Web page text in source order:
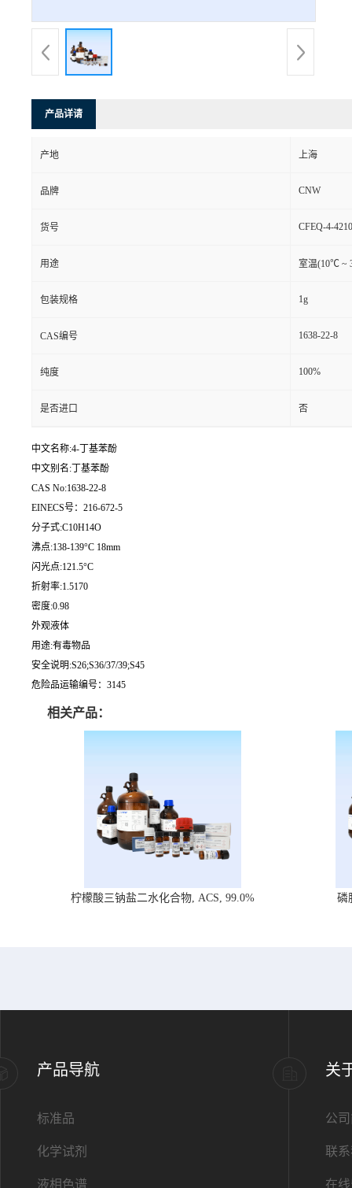
产品详请
产地 上海
品牌 CNW
货号 CFEQ-4-
用途 室温(10℃ ~
包装规格 1g
CAS编号 1638-22-8
纯度 100%
是否进口 否
中文名称:4-丁基苯酚
中文别名:丁基苯酚
CAS No:1638-22-8
EINECS号：216-672-5
分子式:C10H14O
沸点:138-139°C 18mm
闪光点:121.5°C
折射率:1.5170
密度:0.98
外观液体
用途:有毒物品
安全说明:S26;S36/37/39;S45
危险品运输编号：3145
相关产品：
柠檬酸三钠盐二水化合物, ACS, 99.0% 磷
产品导航
标准品
化学试剂
液相色谱
关
公
联
在